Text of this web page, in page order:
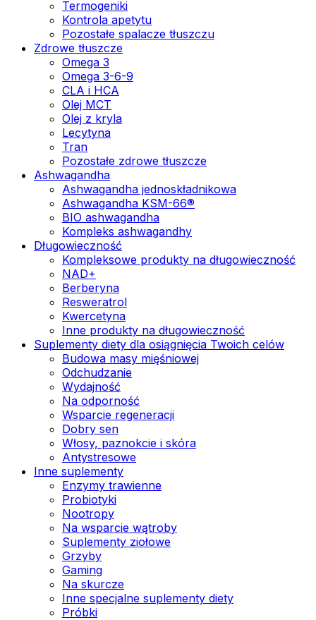
Termogeniki
Kontrola apetytu
Pozostałe spalacze tłuszczu
Zdrowe tłuszcze
Omega 3
Omega 3-6-9
CLA i HCA
Olej MCT
Olej z kryla
Lecytyna
Tran
Pozostałe zdrowe tłuszcze
Ashwagandha
Ashwagandha jednoskładnikowa
Ashwagandha KSM-66®
BIO ashwagandha
Kompleks ashwagandhy
Długowieczność
Kompleksowe produkty na długowieczność
NAD+
Berberyna
Resweratrol
Kwercetyna
Inne produkty na długowieczność
Suplementy diety dla osiągnięcia Twoich celów
Budowa masy mięśniowej
Odchudzanie
Wydajność
Na odporność
Wsparcie regeneracji
Dobry sen
Włosy, paznokcie i skóra
Antystresowe
Inne suplementy
Enzymy trawienne
Probiotyki
Nootropy
Na wsparcie wątroby
Suplementy ziołowe
Grzyby
Gaming
Na skurcze
Inne specjalne suplementy diety
Próbki